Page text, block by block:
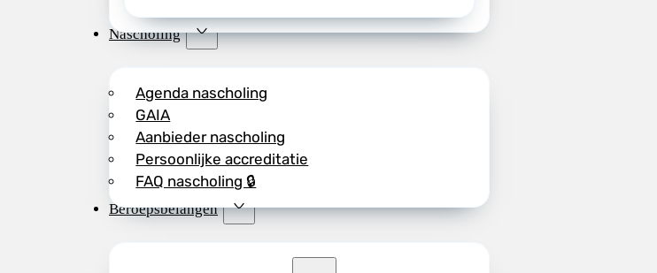
Nascholing
Agenda nascholing
GAIA
Aanbieder nascholing
Persoonlijke accreditatie
FAQ nascholing 🔒
Beroepsbelangen